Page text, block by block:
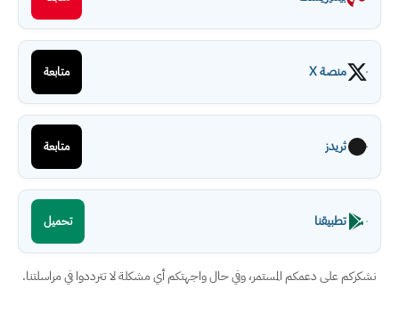
منصة X متابعة
ثريدز متابعة
تطبيقنا تحميل
نشكركم على دعمكم المستمر، وفي حال واجهتكم أي مشكلة لا تترددوا في مراسلتنا.